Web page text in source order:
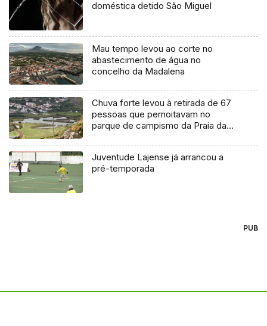
doméstica detido São Miguel
Mau tempo levou ao corte no
abastecimento de água no
concelho da Madalena
Chuva forte levou à retirada de 67
pessoas que pernoitavam no
parque de campismo da Praia da
Juventude Lajense já arrancou a
pré-temporada
PUB